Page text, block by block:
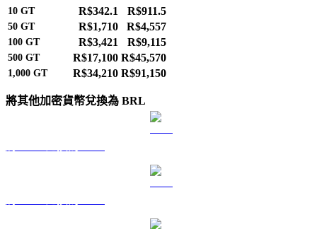
10 GT R$342.1 R$911.5
50 GT R$1,710 R$4,557
100 GT R$3,421 R$9,115
500 GT R$17,100 R$45,570
1,000 GT R$34,210 R$91,150
將其他加密貨幣兌換為 BRL